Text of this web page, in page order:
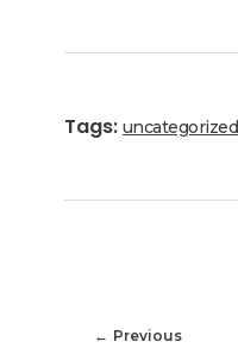
Tags: uncategorized
Previous